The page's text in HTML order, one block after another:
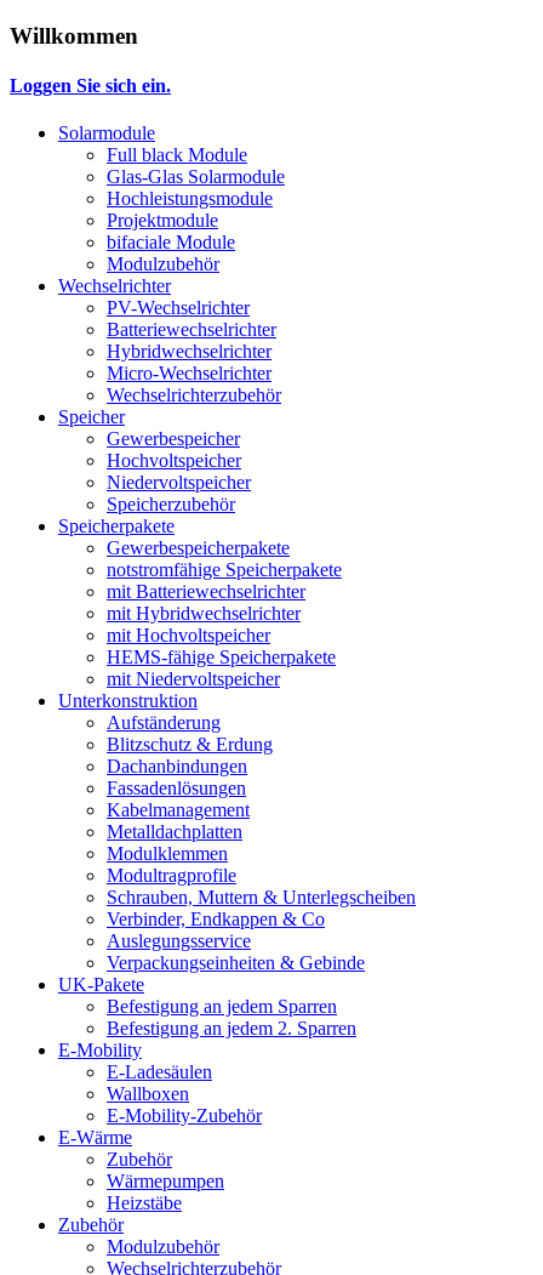
Willkommen
Loggen Sie sich ein.
Solarmodule
Full black Module
Glas-Glas Solarmodule
Hochleistungsmodule
Projektmodule
bifaciale Module
Modulzubehör
Wechselrichter
PV-Wechselrichter
Batteriewechselrichter
Hybridwechselrichter
Micro-Wechselrichter
Wechselrichterzubehör
Speicher
Gewerbespeicher
Hochvoltspeicher
Niedervoltspeicher
Speicherzubehör
Speicherpakete
Gewerbespeicherpakete
notstromfähige Speicherpakete
mit Batteriewechselrichter
mit Hybridwechselrichter
mit Hochvoltspeicher
HEMS-fähige Speicherpakete
mit Niedervoltspeicher
Unterkonstruktion
Aufständerung
Blitzschutz & Erdung
Dachanbindungen
Fassadenlösungen
Kabelmanagement
Metalldachplatten
Modulklemmen
Modultragprofile
Schrauben, Muttern & Unterlegscheiben
Verbinder, Endkappen & Co
Auslegungsservice
Verpackungseinheiten & Gebinde
UK-Pakete
Befestigung an jedem Sparren
Befestigung an jedem 2. Sparren
E-Mobility
E-Ladesäulen
Wallboxen
E-Mobility-Zubehör
E-Wärme
Zubehör
Wärmepumpen
Heizstäbe
Zubehör
Modulzubehör
Wechselrichterzubehör